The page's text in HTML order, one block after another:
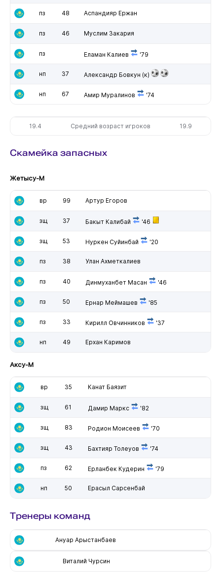
пз 48 Аспандияр Ержан
пз 46 Муслим Закария
пз Еламан Калиев '79
нп 37 Александр Бовкун (к)
нп 67 Амир Муралинов '74
19.4 Средний возраст игроков 19.9
Скамейка запасных
Жетысу-М
вр 99 Артур Егоров
зщ 37 Бакыт Калибай '46
зщ 53 Нуркен Суйинбай '20
пз 38 Улан Ахметкалиев
пз 40 Динмуханбет Масан '46
пз 50 Ернар Меймашев '85
пз 33 Кирилл Овчинников '37
нп 49 Ерхан Каримов
Аксу-М
вр 35 Канат Баязит
зщ 61 Дамир Маркс '82
зщ 83 Родион Моисеев '70
зщ 43 Бахтияр Толеуов '74
пз 62 Ерланбек Кудерин '79
нп 50 Ерасыл Сарсенбай
Тренеры команд
Ануар Арыстанбаев
Виталий Чурсин